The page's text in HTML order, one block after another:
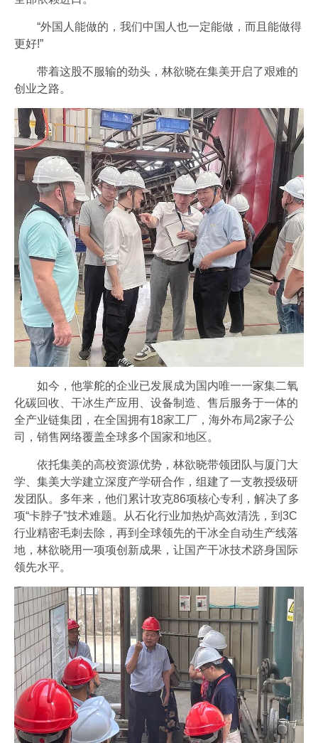
“外国人能做的，我们中国人也一定能做，而且能做得
更好!”
带着这股不服输的劲头，林欲晓在集美开启了艰难的
创业之路。
如今，他掌舵的企业已发展成为国内唯一一家集二氧
化碳回收、干冰生产应用、设备制造、售后服务于一体的
全产业链集团，在全国拥有18家工厂，海外布局2家子公
司，销售网络覆盖全球多个国家和地区。
依托集美的高校资源优势，林欲晓带领团队与厦门大
学、集美大学建立深度产学研合作，组建了一支教授级研
发团队。多年来，他们累计攻克86项核心专利，解决了多
项“卡脖子”技术难题。从石化行业加热炉高效清洗，到3C
行业精密毛刺去除，再到全球领先的干冰全自动生产线落
地，林欲晓用一项项创新成果，让国产干冰技术跻身国际
领先水平。